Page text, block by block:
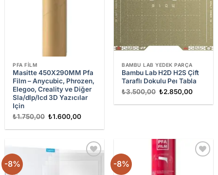
PFA FILM
Masitte 450X290MM Pfa
Film – Anycubic, Phrozen,
Elegoo, Creality ve Diğer
Sla/dlp/lcd 3D Yazıcılar
Için
₺1.750,00 Orijinal
₺1.750,00.
₺1.600,00Şu
fiyat:
BAMBU LAB YEDEK PARÇA
Bambu Lab H2D H2S Çift
Taraflı Dokulu Peı Tabla
₺3.500,00 Orijinal
₺3.500,00.
₺2.850,00Şu
fiyat:
-8% -8%